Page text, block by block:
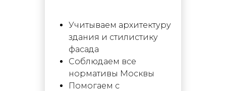
Учитываем архитектуру
здания и стилистику
фасада
Соблюдаем все
нормативы Москвы
Помогаем с